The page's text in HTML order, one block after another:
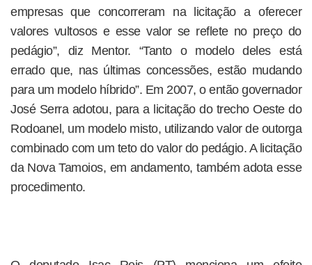
empresas que concorreram na licitação a oferecer
valores vultosos e esse valor se reflete no preço do
pedágio”, diz Mentor. “Tanto o modelo deles está
errado que, nas últimas concessões, estão mudando
para um modelo híbrido”. Em 2007, o então governador
José Serra adotou, para a licitação do trecho Oeste do
Rodoanel, um modelo misto, utilizando valor de outorga
combinado com um teto do valor do pedágio. A licitação
da Nova Tamoios, em andamento, também adota esse
procedimento.